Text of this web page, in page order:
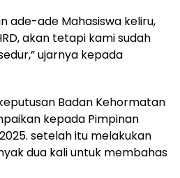
ade-ade Mahasiswa keliru,
akan tetapi kami sudah
ujarnya kepada
Badan Kehormatan
kepada Pimpinan
setelah itu melakukan
dua kali untuk membahas